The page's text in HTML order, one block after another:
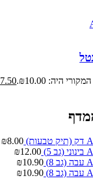
היה: ₪10.00. 7.50
₪8.00
₪12.00
₪10.90
₪10.90